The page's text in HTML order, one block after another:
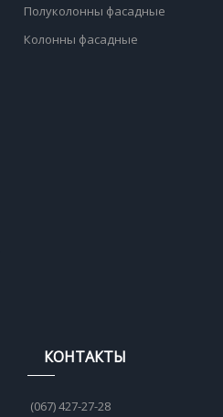
Полуколонны фасадные
Колонны фасадные
КОНТАКТЫ
(067) 427-27-28